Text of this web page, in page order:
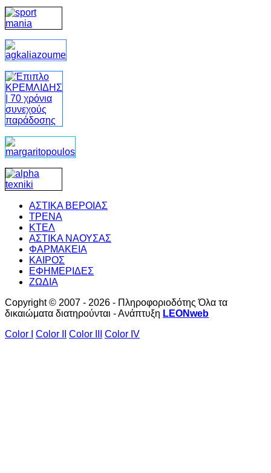
ΑΣΤΙΚΑ ΒΕΡΟΙΑΣ
ΤΡΕΝΑ
ΚΤΕΛ
ΑΣΤΙΚΑ ΝΑΟΥΣΑΣ
ΦΑΡΜΑΚΕΙΑ
ΚΑΙΡΟΣ
ΕΦΗΜΕΡΙΔΕΣ
ΖΩΔΙΑ
Copyright © 2007 - 2026 - Πληροφοριοδότης Όλα τα
δικαιώματα διατηρούνται - Ανάπτυξη LEONweb
Color I
Color II Color III Color IV